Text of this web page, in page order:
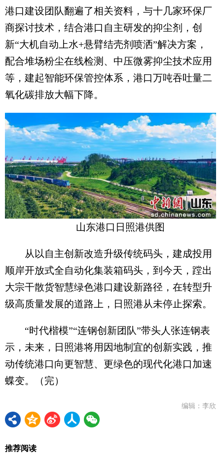
港口建设团队翻遍了相关资料，与十几家环保厂
商探讨技术，结合港口自主研发的抑尘剂，创
新“大机自动上水+悬臂结壳剂喷洒”解决方案，
配合堆场粉尘在线检测、中压微雾抑尘技术应用
等，建起智能环保管控体系，港口万吨吞吐量二
氧化碳排放大幅下降。
山东港口日照港供图
从以自主创新改造升级传统码头，建成投用
顺岸开放式全自动化集装箱码头，到今天，蹚出
大宗干散货智慧绿色港口建设新路径，在转型升
级高质量发展的道路上，日照港从未停止探索。
“时代楷模”“连钢创新团队”带头人张连钢表
示，未来，日照港将用因地制宜的创新实践，推
动传统港口向更智慧、更绿色的现代化港口加速
蝶变。（完）
编辑：李欣
推荐阅读